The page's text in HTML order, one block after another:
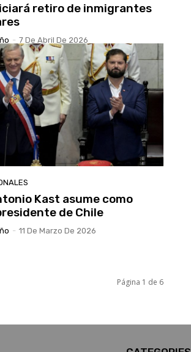
retiro de inmigrantes
- 7 De Abril De 2026
Kast asume como
de Chile
- 11 De Marzo De 2026
Página 1 de 6